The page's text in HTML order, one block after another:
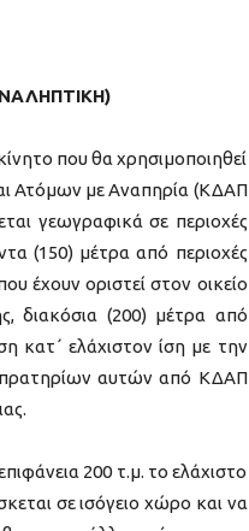
που θα χρησιμοποιηθεί
Ατόμων με Αναπηρία (ΚΔΑΠ
γεωγραφικά σε περιοχές
(150) μέτρα από περιοχές
έχουν οριστεί στον οικείο
διακόσια (200) μέτρα από
κατ΄ ελάχιστον ίση με την
πρατηρίων αυτών από ΚΔΑΠ
200 τ.μ. το ελάχιστο
σε ισόγειο χώρο και να